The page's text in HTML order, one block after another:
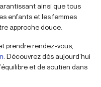
ainsi que tous
enfants et les femmes
approche douce.
prendre rendez-vous,
. Découvrez dès aujourd’hui
et de soutien dans